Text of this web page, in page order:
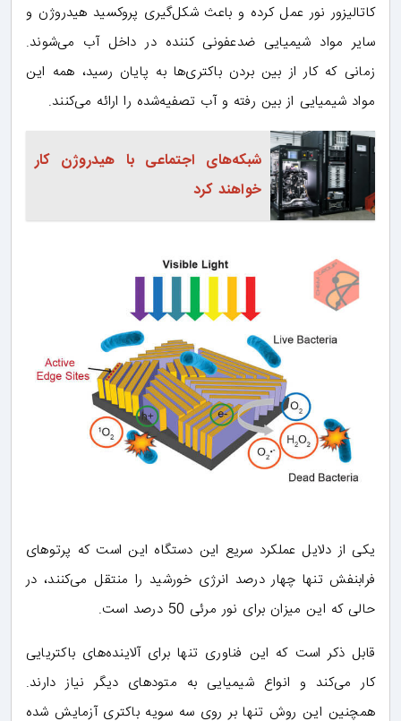
کاتالیزور نور عمل کرده و باعث شکل‌گیری پروکسید هیدروژن و
سایر مواد شیمیایی ضدعفونی کننده در داخل آب می‌شوند.
زمانی که کار از بین بردن باکتری‌ها به پایان رسید، همه این
مواد شیمیایی از بین رفته و آب تصفیه‌شده را ارائه می‌کنند.
شبکه‌های اجتماعی با هیدروژن کار
خواهند کرد
یکی از دلایل عملکرد سریع این دستگاه این است که پرتوهای
فرابنفش تنها چهار درصد انرژی خورشید را منتقل می‌کنند، در
حالی که این میزان برای نور مرئی 50 درصد است.
قابل ذکر است که این فناوری تنها برای آلاینده‌های باکتریایی
کار می‌کند و انواع شیمیایی به متودهای دیگر نیاز دارند.
همچنین این روش تنها بر روی سه سویه باکتری آزمایش شده